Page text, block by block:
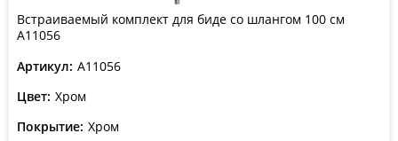
Встраиваемый комплект для биде со шлангом 100 см
A11056
Артикул: A11056
Цвет: Хром
Покрытие: Хром